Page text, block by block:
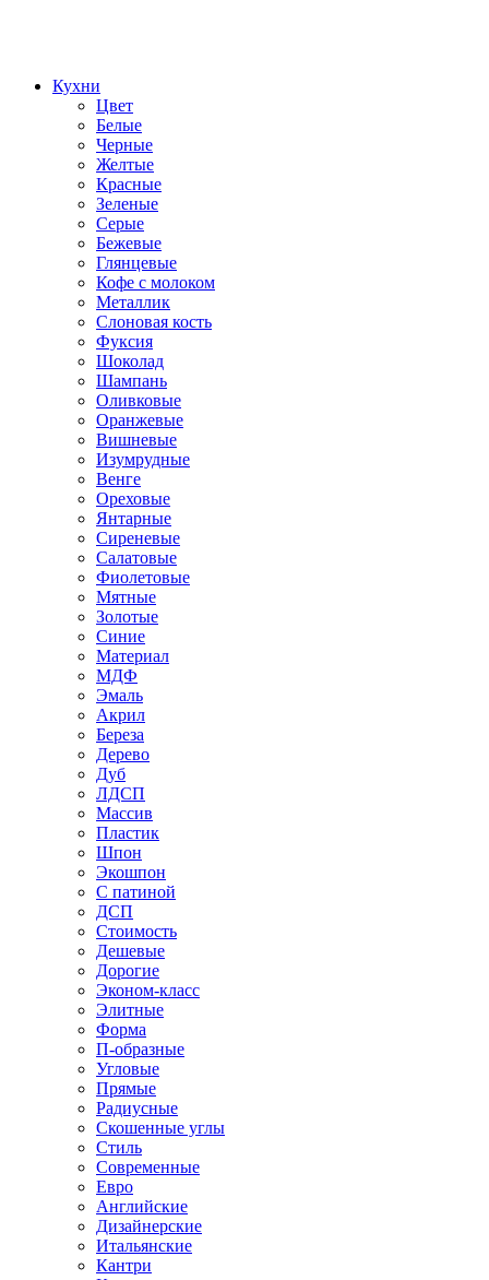
Кухни
Цвет
Белые
Черные
Желтые
Красные
Зеленые
Серые
Бежевые
Глянцевые
Кофе с молоком
Металлик
Слоновая кость
Фуксия
Шоколад
Шампань
Оливковые
Оранжевые
Вишневые
Изумрудные
Венге
Ореховые
Янтарные
Сиреневые
Салатовые
Фиолетовые
Мятные
Золотые
Синие
Материал
МДФ
Эмаль
Акрил
Береза
Дерево
Дуб
ЛДСП
Массив
Пластик
Шпон
Экошпон
С патиной
ДСП
Стоимость
Дешевые
Дорогие
Эконом-класс
Элитные
Форма
П-образные
Угловые
Прямые
Радиусные
Скошенные углы
Стиль
Современные
Евро
Английские
Дизайнерские
Итальянские
Кантри